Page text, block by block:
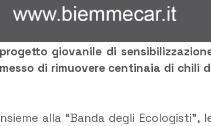
giovanile di
di rimuovere centinaia di chili
alla “Banda degli Ecologisti”,